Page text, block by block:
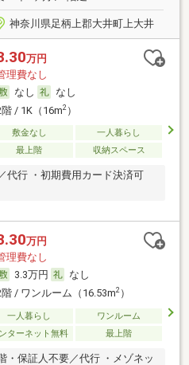
神奈川県足柄上郡大井町上大井
万円
理費なし
なし
なし
/ 1K（16m2）
敷金なし
一人暮らし
最上階 収納スペース
代行 ・初期費用カード決済可
万円
理費なし
3.3万円
なし
/ ワンルーム（16.53m2）
一人暮らし
ワンルーム
ターネット無料 最上階
・保証人不要／代行 ・メゾネッ